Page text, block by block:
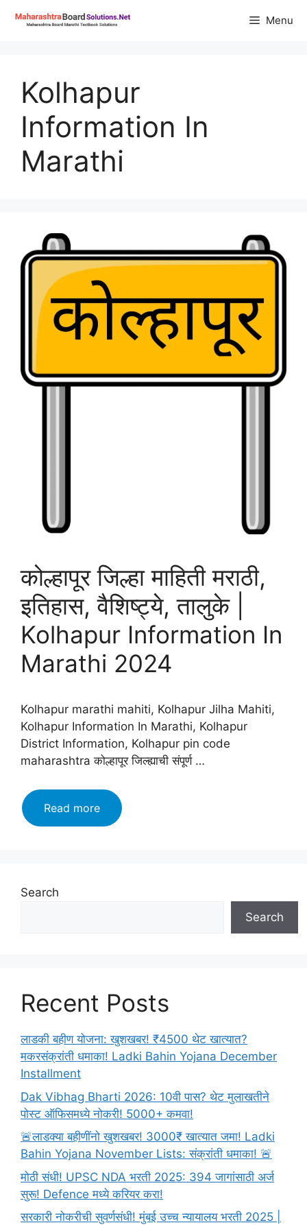
Menu
Kolhapur
Information In
Marathi
कोल्हापूर जिल्हा माहिती मराठी,
इतिहास, वैशिष्ट्ये, तालुके |
Kolhapur Information In
Marathi 2024
Kolhapur marathi mahiti, Kolhapur Jilha Mahiti,
Kolhapur Information In Marathi, Kolhapur
District Information, Kolhapur pin code
maharashtra कोल्हापूर जिल्ह्याची संपूर्ण …
Read moreकोल्हापूर
जिल्हा
2024
Search
Search
Recent Posts
लाडकी बहीण योजना: खुशखबर! ₹4500 थेट खात्यात?
मकरसंक्रांती धमाका! Ladki Bahin Yojana December
Installment
Dak Vibhag Bharti 2026: 10वी पास? थेट मुलाखतीने
पोस्ट ऑफिसमध्ये नोकरी! 5000+ कमवा!
🚨लाडक्या बहीणींनो खुशखबर! 3000₹ खात्यात जमा! Ladki
Bahin Yojana November Lists: संक्रांती धमाका! 🚨
मोठी संधी! UPSC NDA भरती 2025: 394 जागांसाठी अर्ज
सुरू! Defence मध्ये करियर करा!
सरकारी नोकरीची सुवर्णसंधी! मुंबई उच्च न्यायालय भरती 2025 |